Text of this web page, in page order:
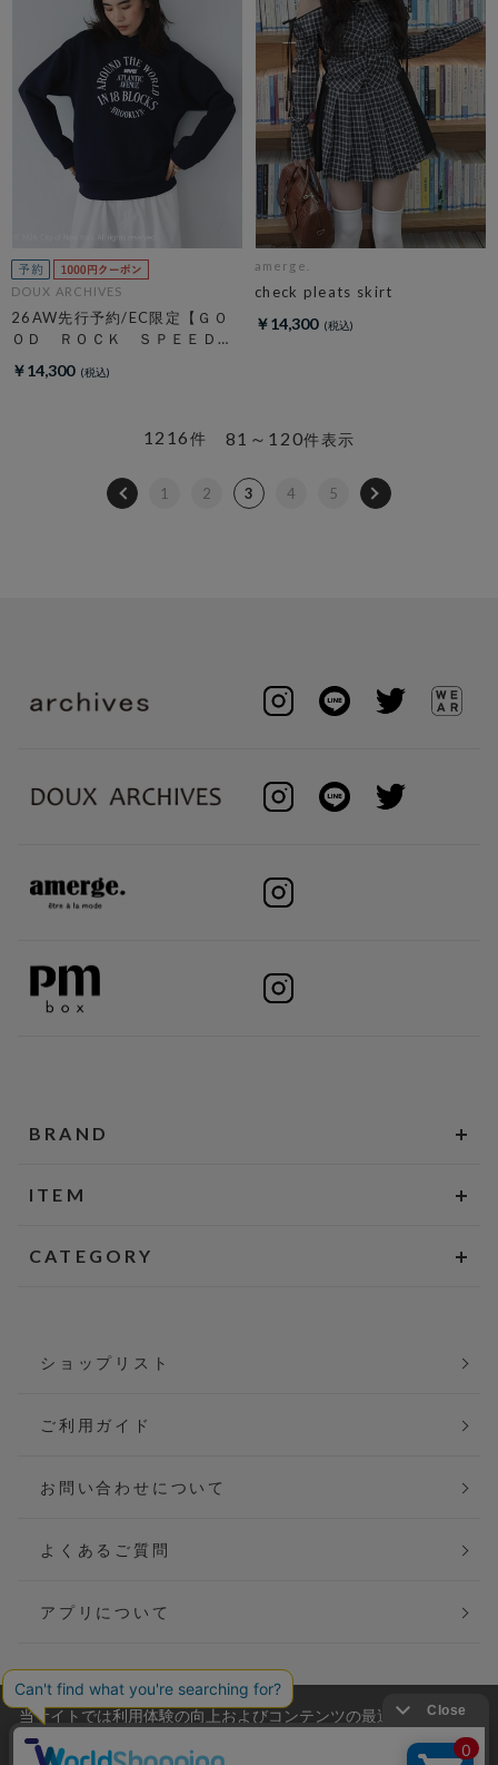
DOUX ARCHIVES
26AW先行予約/EC限定【ＧＯ
ＯＤ ＲＯＣＫ ＳＰＥＥＤ】
￥14,300
amerge.
check pleats skirt
￥14,300
81～120件表示
1216件
1 2 3 4 5
BRAND
ITEM
CATEGORY
ショップリスト
ご利用ガイド
お問い合わせについて
よくあるご質問
アプリについて
会社概要
当サイトでは利用体験の向上およびコンテンツの最適な提供、ト
ラフィックの分析を目的としてCookieを使用しています。